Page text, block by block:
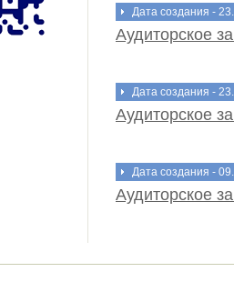
Дата создания -
Аудиторское
Дата создания -
Аудиторское
Дата создания -
Аудиторское